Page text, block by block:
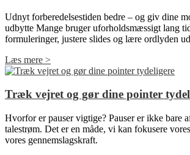
Udnyt forberedelsestiden bedre – og giv dine
udbytte Mange bruger uforholdsmæssigt lang
formuleringer, justere slides og lære ordlyden
Læs mere >
Træk vejret og gør dine pointer
Hvorfor er pauser vigtige? Pauser er ikke bare
talestrøm. Det er en måde, vi kan fokusere
vores gennemslagskraft.